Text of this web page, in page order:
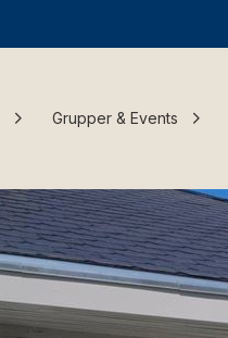
Grupper & Events